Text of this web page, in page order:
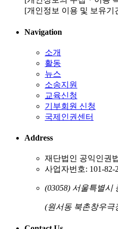
[개인정보 이용 및 보유
Navigation
소개
활동
뉴스
소송지원
교육신청
기부회원 신청
국제인권센터
Address
재단법인 공익인권
사업자번호: 101-82-
(03058) 서울특별시
(원서동 북촌창우극